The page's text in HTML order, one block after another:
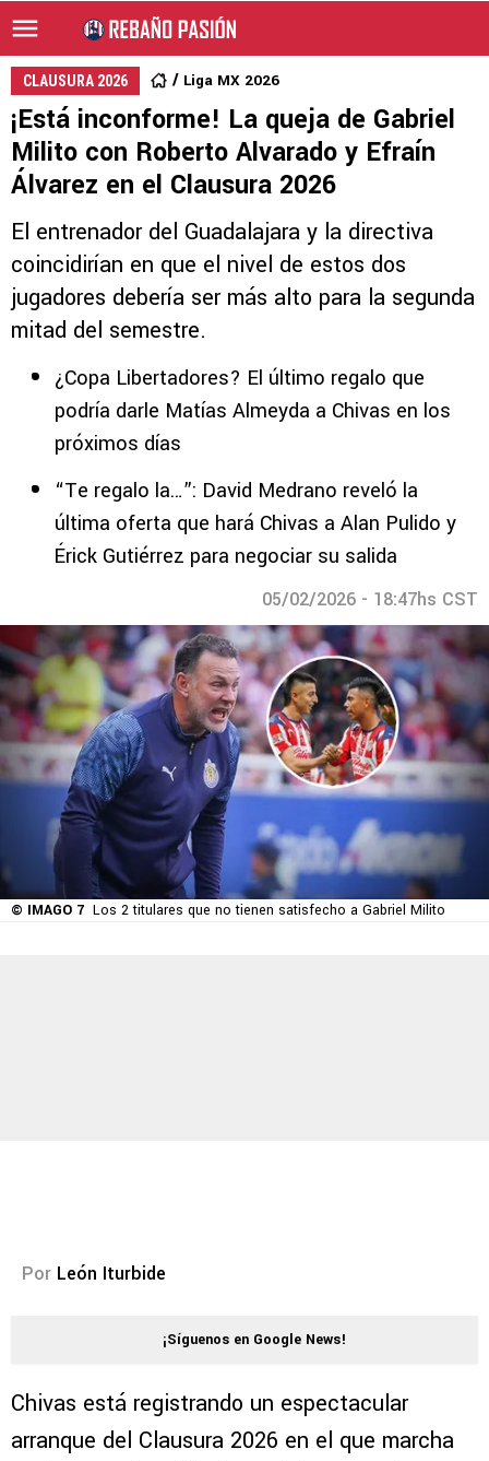
CLAUSURA 2026 Liga MX 2026
¡Está inconforme! La queja de Gabriel
Milito con Roberto Alvarado y Efraín
Álvarez en el Clausura 2026
El entrenador del Guadalajara y la directiva
coincidirían en que el nivel de estos dos
jugadores debería ser más alto para la segunda
mitad del semestre.
¿Copa Libertadores? El último regalo que
podría darle Matías Almeyda a Chivas en los
próximos días
“Te regalo la…”: David Medrano reveló la
última oferta que hará Chivas a Alan Pulido y
Érick Gutiérrez para negociar su salida
05/02/2026 - 18:47hs CST
© IMAGO 7 Los 2 titulares que no tienen satisfecho a Gabriel Milito
Por León Iturbide
¡Síguenos en Google News!
Chivas está registrando un espectacular
arranque del Clausura 2026 en el que marcha